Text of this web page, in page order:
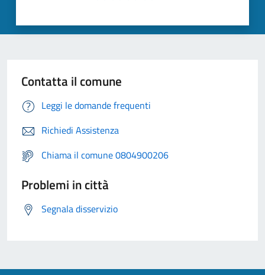
Contatta il comune
Leggi le domande frequenti
Richiedi Assistenza
Chiama il comune 0804900206
Problemi in città
Segnala disservizio